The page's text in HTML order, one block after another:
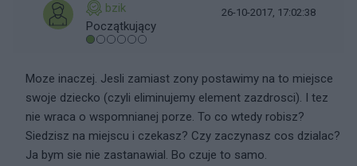
bzik
Początkujący
26-10-2017, 17:02:38
Moze inaczej. Jesli zamiast zony postawimy na to miejsce
swoje dziecko (czyli eliminujemy element zazdrosci). I tez
nie wraca o wspomnianej porze. To co wtedy robisz?
Siedzisz na miejscu i czekasz? Czy zaczynasz cos dzialac?
Ja bym sie nie zastanawial. Bo czuje to samo.